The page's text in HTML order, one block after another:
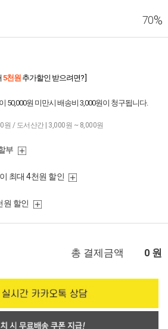
70%
5천원 추가할인 받으려면? ]
50,000원 미만시 배송비 3,000원이 청구됩니다.
원 / 도서산간 | 3,000원 ~ 8,000원
부
최대 4천원 할인
원 할인
총 결제금액 0 원